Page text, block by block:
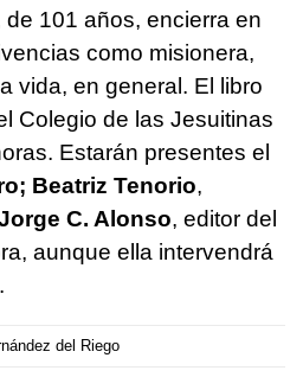
de 101 años, encierra en
como misionera,
vida, en general. El libro
Colegio de las Jesuitinas
Estarán presentes el
Beatriz Tenorio,
C. Alonso, editor del
aunque ella intervendrá
del Riego